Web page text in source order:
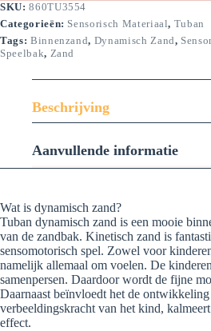
SKU:860TU3554
Categorieën: Sensorisch Materiaal, Tuban
Tags: Binnenzand, Dynamisch Zand,
Speelbak, Zand
Beschrijving
Aanvullende informatie
Wat is dynamisch zand?
Tuban dynamisch zand is een mooie
van de zandbak. Kinetisch zand is
sensomotorisch spel. Zowel voor
namelijk allemaal om voelen. De
samenpersen. Daardoor wordt de fijne
Daarnaast beïnvloedt het de
verbeeldingskracht van het kind,
effect.